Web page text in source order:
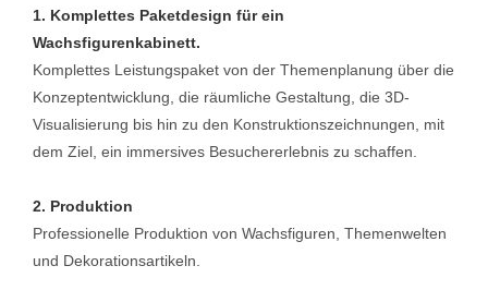
1. Komplettes Paketdesign für ein
Wachsfigurenkabinett.
Komplettes Leistungspaket von der Themenplanung über die
Konzeptentwicklung, die räumliche Gestaltung, die 3D-
Visualisierung bis hin zu den Konstruktionszeichnungen, mit
dem Ziel, ein immersives Besuchererlebnis zu schaffen.
2. Produktion
Professionelle Produktion von Wachsfiguren, Themenwelten
und Dekorationsartikeln.